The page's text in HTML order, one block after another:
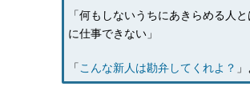
「何もしないうちにあきらめる人
に仕事できない」
「 こんな新人は勘弁してくれよ？